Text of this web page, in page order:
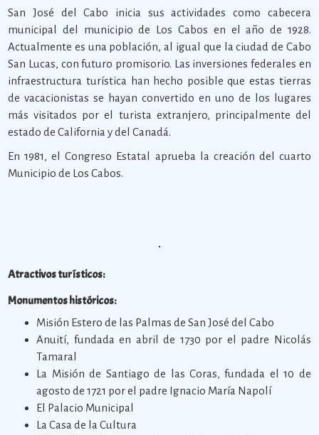
San José del Cabo inicia sus actividades como cabecera
municipal del municipio de Los Cabos en el año de 1928.
Actualmente es una población, al igual que la ciudad de Cabo
San Lucas, con futuro promisorio. Las inversiones federales en
infraestructura turística han hecho posible que estas tierras
de vacacionistas se hayan convertido en uno de los lugares
más visitados por el turista extranjero, principalmente del
estado de California y del Canadá.
En 1981, el Congreso Estatal aprueba la creación del cuarto
Municipio de Los Cabos.
Atractivos turísticos:
Monumentos históricos:
Misión Estero de las Palmas de San José del Cabo
Anuití, fundada en abril de 1730 por el padre Nicolás
Tamaral
La Misión de Santiago de las Coras, fundada el 10 de
agosto de 1721 por el padre Ignacio María Napolí
El Palacio Municipal
La Casa de la Cultura